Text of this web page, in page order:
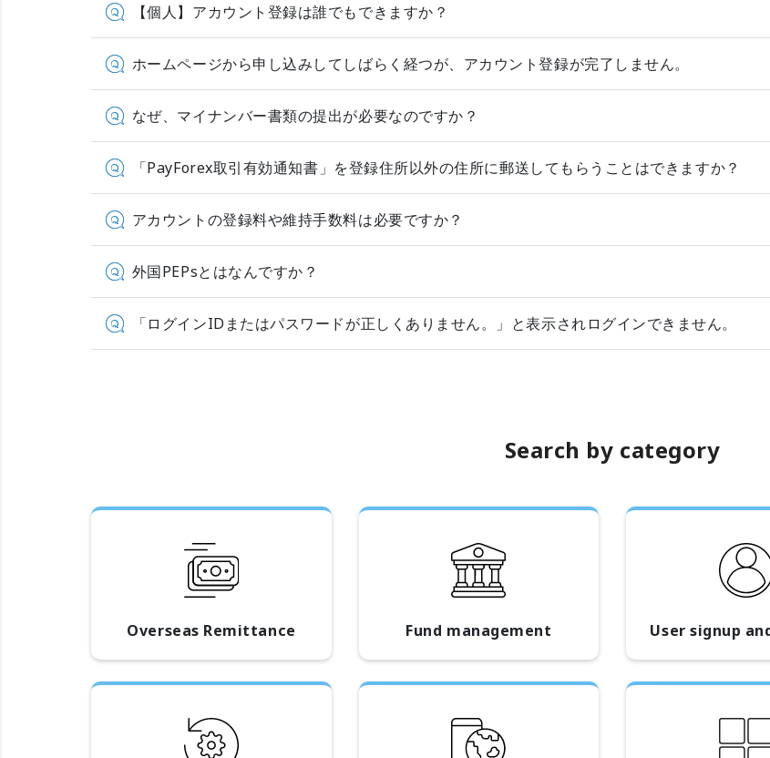
【個人】アカウント登録は誰でもできますか？
ホームページから申し込みしてしばらく経つが、アカウント登録が完了しません。
なぜ、マイナンバー書類の提出が必要なのですか？
「PayForex取引有効通知書」を登録住所以外の住所に郵送してもらうことはできますか？
アカウントの登録料や維持手数料は必要ですか？
外国PEPsとはなんですか？
「ログインIDまたはパスワードが正しくありません。」と表示されログインできません。
Search by category
Overseas Remittance Fund management User signup